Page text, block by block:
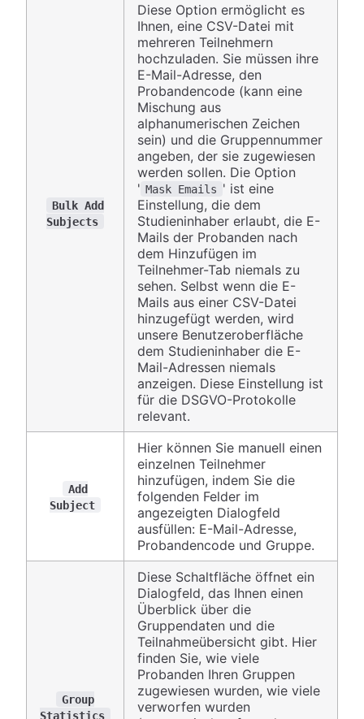
Bulk Add
Subjects
Diese Option ermöglicht es
Ihnen, eine CSV-Datei mit
mehreren Teilnehmern
hochzuladen. Sie müssen ihre
E-Mail-Adresse, den
Probandencode (kann eine
Mischung aus
alphanumerischen Zeichen
sein) und die Gruppennummer
angeben, der sie zugewiesen
werden sollen. Die Option
' Mask Emails ' ist eine
Einstellung, die dem
Studieninhaber erlaubt, die E-
Mails der Probanden nach
dem Hinzufügen im
Teilnehmer-Tab niemals zu
sehen. Selbst wenn die E-
Mails aus einer CSV-Datei
hinzugefügt werden, wird
unsere Benutzeroberfläche
dem Studieninhaber die E-
Mail-Adressen niemals
anzeigen. Diese Einstellung ist
für die DSGVO-Protokolle
relevant.
Add
Subject
Hier können Sie manuell einen
einzelnen Teilnehmer
hinzufügen, indem Sie die
folgenden Felder im
angezeigten Dialogfeld
ausfüllen: E-Mail-Adresse,
Probandencode und Gruppe.
Group
Statistics
Diese Schaltfläche öffnet ein
Dialogfeld, das Ihnen einen
Überblick über die
Gruppendaten und die
Teilnahmeübersicht gibt. Hier
finden Sie, wie viele
Probanden Ihren Gruppen
zugewiesen wurden, wie viele
verworfen wurden